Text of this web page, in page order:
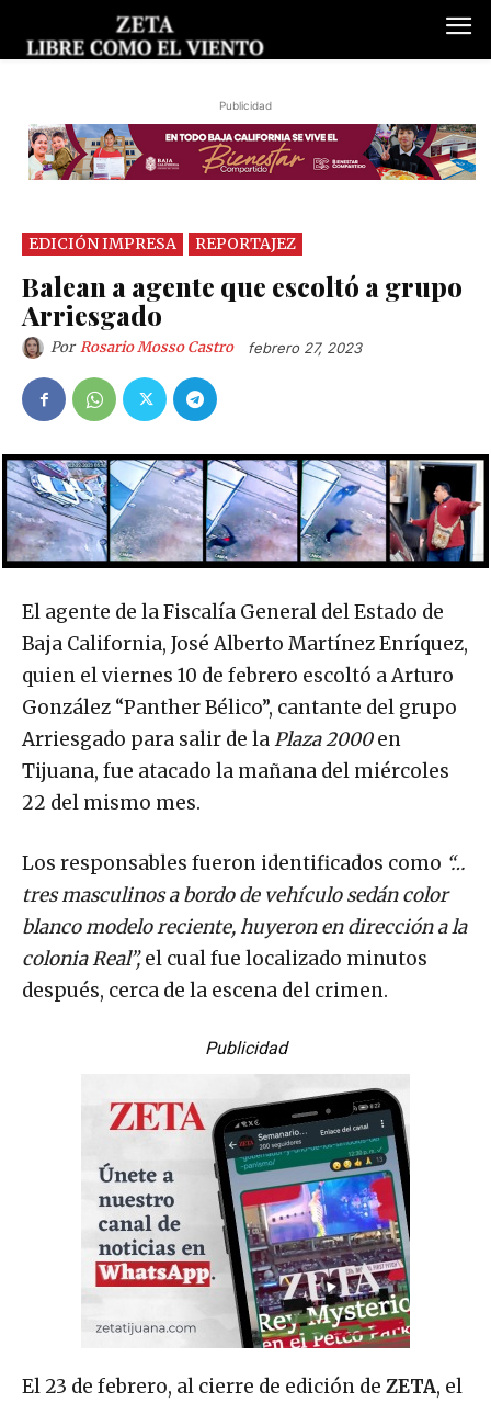
Publicidad
EDICIÓN IMPRESA REPORTAJEZ
Balean a agente que escoltó a grupo
Arriesgado
Por Rosario Mosso Castro febrero 27, 2023
El agente de la Fiscalía General del Estado de
Baja California, José Alberto Martínez Enríquez,
quien el viernes 10 de febrero escoltó a Arturo
González “Panther Bélico”, cantante del grupo
Arriesgado para salir de laPlaza 2000en
Tijuana, fue atacado la mañana del miércoles
22 del mismo mes.
Los responsables fueron identificados como “…
tres masculinos a bordo de vehículo sedán color
blanco modelo reciente, huyeron en dirección a la
colonia Real”,el cual fue localizado minutos
después, cerca de la escena del crimen.
Publicidad
El 23 de febrero, al cierre de edición de ZETA, el